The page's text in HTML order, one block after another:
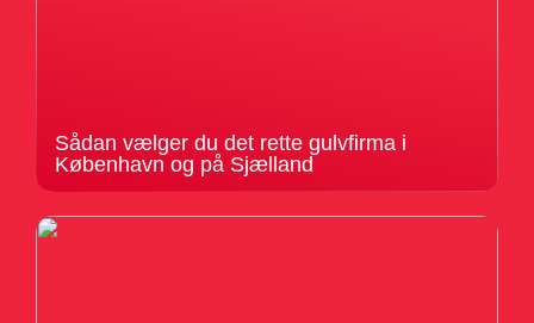
Sådan vælger du det rette gulvfirma i
København og på Sjælland